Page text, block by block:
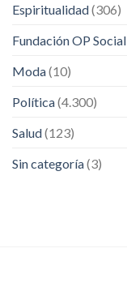
Espiritualidad(306)
Fundación OP Social
Moda(10)
Política(4.300)
Salud(123)
Sin categoría(3)